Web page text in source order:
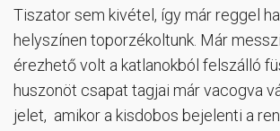
Tiszator sem kivétel, így már reggel
helyszínen toporzékoltunk. Már
érezhető volt a katlanokból felszálló
huszonöt csapat tagjai már vacogva
jelet, amikor a kisdobos bejelenti a